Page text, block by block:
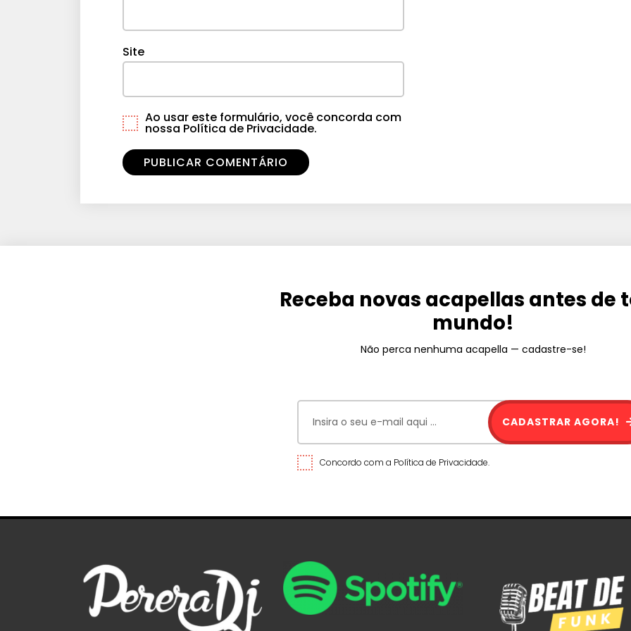
Site
Ao usar este formulário, você concorda com
nossa Política de Privacidade.
Receba novas acapellas antes de
mundo!
Não perca nenhuma acapella — cadastre-se!
Concordo com a Política de Privacidade.
CADASTRAR AGORA!